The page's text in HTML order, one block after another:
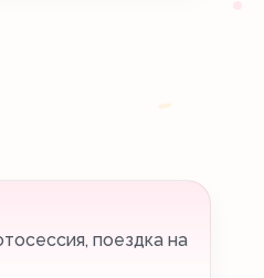
поездка на